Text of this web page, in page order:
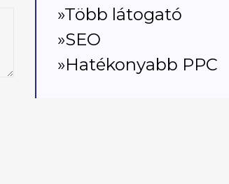
»Több látogató
»SEO
»Hatékonyabb PPC